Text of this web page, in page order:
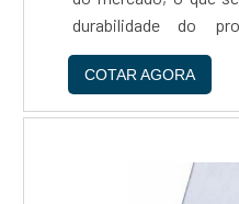
durabilidade do
epóxiEssa
aprimoramento e
transformações
COTAR AGORA